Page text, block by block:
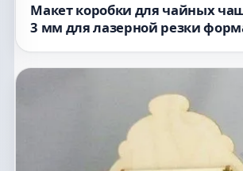
Макет коробки для чайных
3 мм для лазерной резки